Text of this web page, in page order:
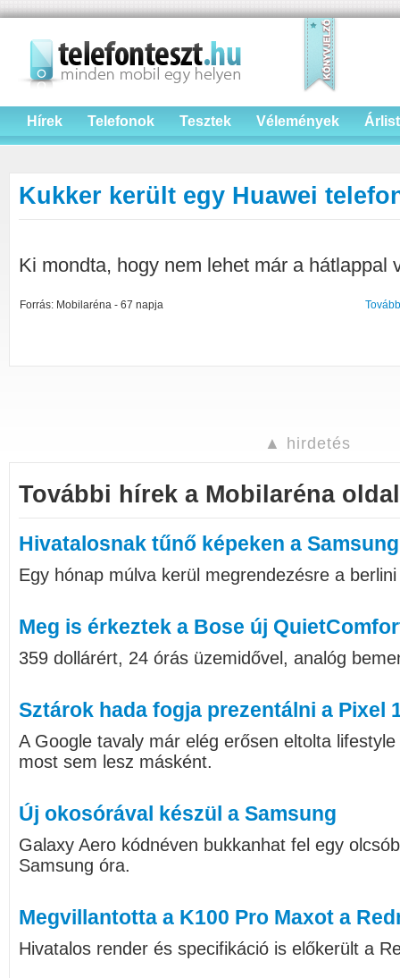
Hírek Telefonok Tesztek Vélemények
Kukker került egy Huawei
Ki mondta, hogy nem lehet már a hátlappal
Forrás: Mobilaréna - 67 napja
▲ hirdetés
További hírek a Mobilaréna
Hivatalosnak tűnő képeken a
Egy hónap múlva kerül megrendezésre a
Meg is érkeztek a Bose új
359 dollárért, 24 órás üzemidővel, analóg
Sztárok hada fogja prezentálni a Pixel
A Google tavaly már elég erősen eltolta
most sem lesz másként.
Új okosórával készül a Samsung
Galaxy Aero kódnéven bukkanhat fel egy
Samsung óra.
Megvillantotta a K100 Pro Maxot a
Hivatalos render és specifikáció is előkerült a